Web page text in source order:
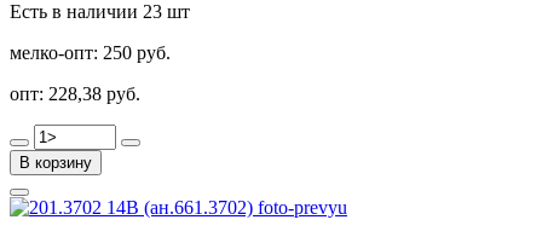
Есть в наличии 23 шт
мелко-опт: 250 руб.
опт: 228,38 руб.
В корзину